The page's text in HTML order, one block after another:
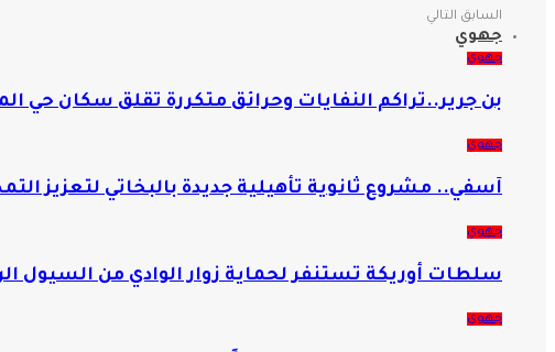
السابق التالي
جهوي
جهوي
بن جرير..تراكم النفايات وحرائق متكررة تقلق سكان حي
جهوي
آسفي.. مشروع ثانوية تأهيلية جديدة بالبخاتي لتعزيز
جهوي
سلطات أوريكة تستنفر لحماية زوار الوادي من السيول
جهوي